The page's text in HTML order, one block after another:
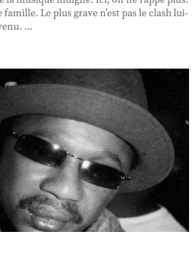
Le plus grave n’est pas le clash lui-
...